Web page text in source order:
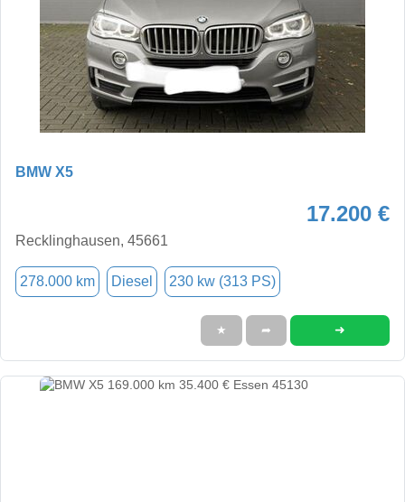
BMW X5
17.200 €
Recklinghausen, 45661
278.000 km Diesel 230 kw (313 PS)
★ ➦ ➜